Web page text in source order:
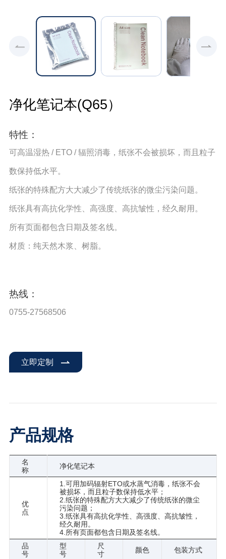
净化笔记本(Q65）
特性：
可高温湿热 / ETO / 辐照消毒，纸张不会被损坏，而且粒子
数保持低水平。
纸张的特殊配方大大减少了传统纸张的微尘污染问题。
纸张具有高抗化学性、高强度、高抗皱性，经久耐用。
所有页面都包含日期及签名线。
材质：纯天然木浆、树脂。
热线：
0755-27568506
立即定制
产品规格
名
称
净化笔记本
优
点
1.可用加码辐射ETO或水蒸气消毒，纸张不会
被损坏，而且粒子数保持低水平；
2.纸张的特殊配方大大减少了传统纸张的微尘
污染问题；
3.纸张具有高抗化学性、高强度、高抗皱性，
经久耐用。
4.所有页面都包含日期及签名线。
品
号
型
号
尺
寸
颜色 包装方式